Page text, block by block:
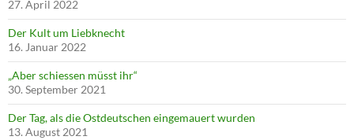
27. April 2022
Der Kult um Liebknecht
16. Januar 2022
„Aber schiessen müsst ihr“
30. September 2021
Der Tag, als die Ostdeutschen eingemauert wurden
13. August 2021